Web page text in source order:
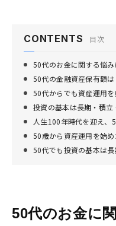
CONTENTS 目次
50代のお金に関する悩
50代の金融資産保有額は
50代からでも資産運用
投資の基本は長期・積立
人生100年時代を迎え、
50歳から資産運用を始
50代でも投資の基本は
50代のお金に